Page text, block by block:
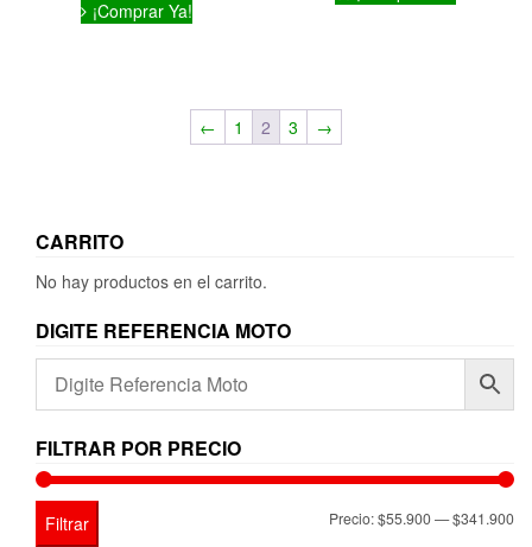
¡Comprar Ya!
Las
opciones
página
producto
← 1 2 3 →
CARRITO
No hay productos en el carrito.
DIGITE REFERENCIA MOTO
FILTRAR POR PRECIO
Filtrar Precio:$55.900—$341.900